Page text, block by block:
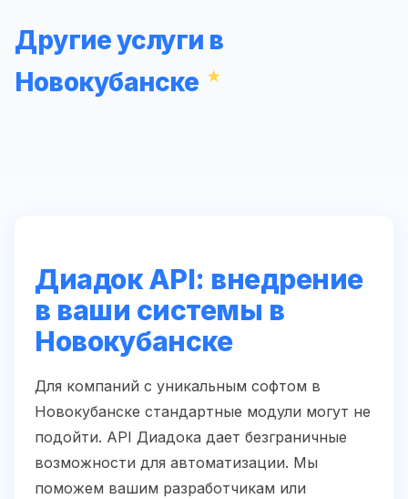
Другие услуги в
Новокубанске
Диадок API: внедрение
в ваши системы в
Новокубанске
Для компаний с уникальным софтом в
Новокубанске стандартные модули могут не
подойти. API Диадока дает безграничные
возможности для автоматизации. Мы
поможем вашим разработчикам или